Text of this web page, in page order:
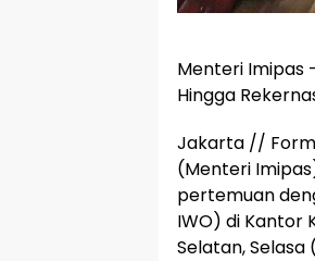
Menteri Imipas
Hingga
Jakarta //
(Menteri
pertemuan
IWO) di Kantor
Selatan, Selasa